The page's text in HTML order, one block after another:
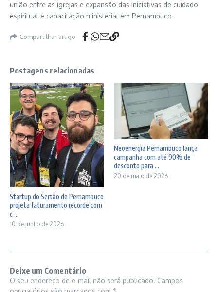
união entre as igrejas e expansão das iniciativas de cuidado
espiritual e capacitação ministerial em Pernambuco.
Compartilhar artigo
Postagens relacionadas
Startup do Sertão de Pernambuco
projeta faturamento recorde com
c ...
10 de junho de 2026
Neoenergia Pernambuco lança
campanha com até 90% de
desconto para ...
20 de maio de 2026
Deixe um Comentário
O seu endereço de e-mail não será publicado. Campos